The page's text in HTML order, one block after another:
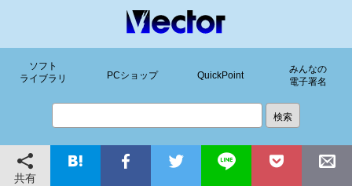
ソフト
ライブラリ
PCショップ QuickPoint
みんなの
電子署名
共有